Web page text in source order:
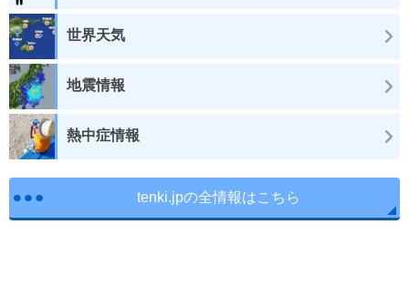
世界天気
地震情報
熱中症情報
tenki.jpの全情報はこちら